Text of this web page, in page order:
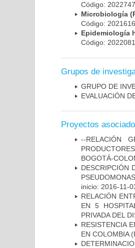
Código:
Microbiología
Código:
Epidemiología
Código:
Grupos de
GRUPO DE
EVALUACIÓN
Proyectos
--RELACIÓN
BOGOTÁ-
DESCRIPCIÓN
inicio: 2016-11-
RELACIÓN
EN 5
PRIVADA DEL
RESISTENCIA
EN COLOMBIA